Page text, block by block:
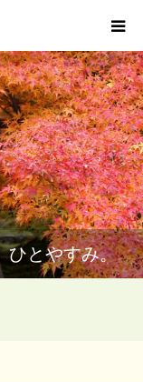
ひとやすみ。